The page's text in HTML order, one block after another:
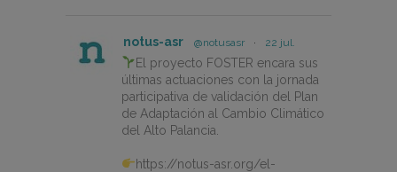
notus-asr @notusasr · 22 jul.
El proyecto FOSTER encara sus
últimas actuaciones con la jornada
participativa de validación del Plan
de Adaptación al Cambio Climático
del Alto Palancia.
https://notus-asr.org/el-